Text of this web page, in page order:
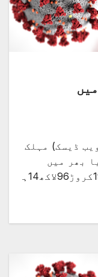
ڈیسک) مہلک
بھر میں
ہلاکتیں4249394ہوگئیں،کیسز19کروڑ96لاکھ14ہ